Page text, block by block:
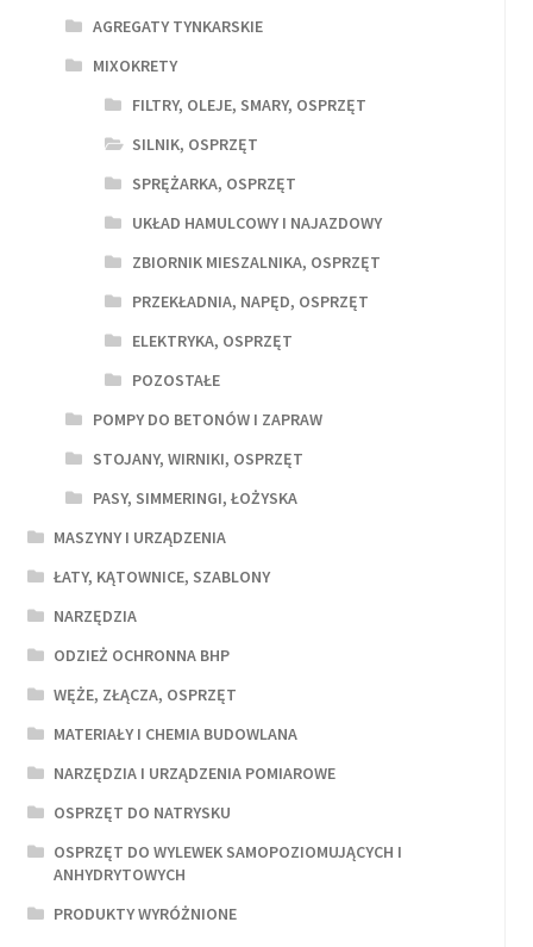
AGREGATY TYNKARSKIE
MIXOKRETY
FILTRY, OLEJE, SMARY, OSPRZĘT
SILNIK, OSPRZĘT
SPRĘŻARKA, OSPRZĘT
UKŁAD HAMULCOWY I NAJAZDOWY
ZBIORNIK MIESZALNIKA, OSPRZĘT
PRZEKŁADNIA, NAPĘD, OSPRZĘT
ELEKTRYKA, OSPRZĘT
POZOSTAŁE
POMPY DO BETONÓW I ZAPRAW
STOJANY, WIRNIKI, OSPRZĘT
PASY, SIMMERINGI, ŁOŻYSKA
MASZYNY I URZĄDZENIA
ŁATY, KĄTOWNICE, SZABLONY
NARZĘDZIA
ODZIEŻ OCHRONNA BHP
WĘŻE, ZŁĄCZA, OSPRZĘT
MATERIAŁY I CHEMIA BUDOWLANA
NARZĘDZIA I URZĄDZENIA POMIAROWE
OSPRZĘT DO NATRYSKU
OSPRZĘT DO WYLEWEK SAMOPOZIOMUJĄCYCH I
ANHYDRYTOWYCH
PRODUKTY WYRÓŻNIONE